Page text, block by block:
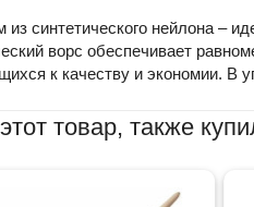
синтетического нейлона –
ворс обеспечивает
к качеству и экономии. В
товар, также